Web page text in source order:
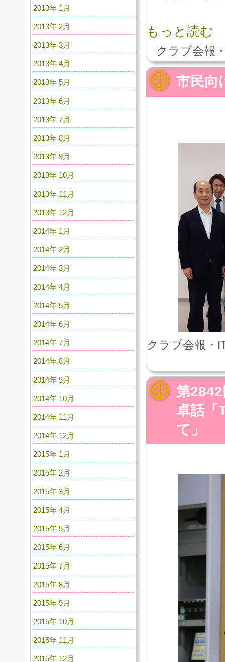
もっと読む
クラブ会報
市民向
クラブ会報・
第
卓話「
て」
2013年 1月
2013年 2月
2013年 3月
2013年 4月
2013年 5月
2013年 6月
2013年 7月
2013年 8月
2013年 9月
2013年 10月
2013年 11月
2013年 12月
2014年 1月
2014年 2月
2014年 3月
2014年 4月
2014年 5月
2014年 6月
2014年 7月
2014年 8月
2014年 9月
2014年 10月
2014年 11月
2014年 12月
2015年 1月
2015年 2月
2015年 3月
2015年 4月
2015年 5月
2015年 6月
2015年 7月
2015年 8月
2015年 9月
2015年 10月
2015年 11月
2015年 12月